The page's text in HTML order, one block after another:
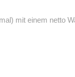
mit einem netto